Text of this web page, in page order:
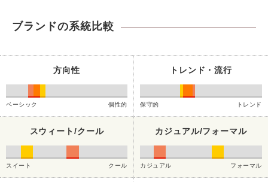
ブランドの系統比較
方向性
ベーシック 個性的
トレンド・流行
保守的 トレンド
スウィート/クール
スイート クール
カジュアル/フォーマル
カジュアル フォーマル